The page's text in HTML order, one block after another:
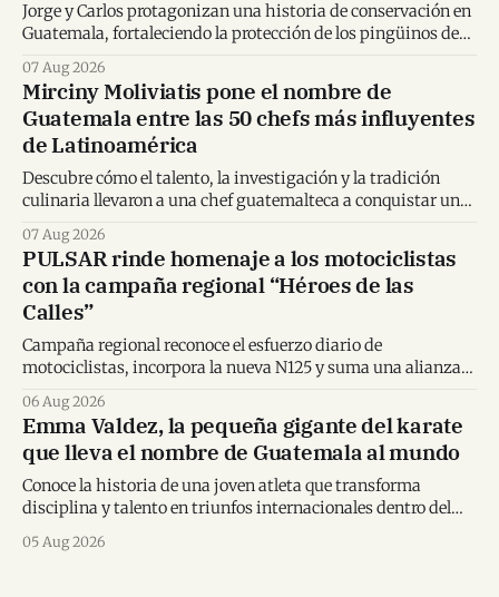
Jorge y Carlos protagonizan una historia de conservación en
Guatemala, fortaleciendo la protección de los pingüinos de
07 Aug 2026
Mirciny Moliviatis pone el nombre de
Guatemala entre las 50 chefs más influyentes
de Latinoamérica
Descubre cómo el talento, la investigación y la tradición
culinaria llevaron a una chef guatemalteca a conquistar un
07 Aug 2026
PULSAR rinde homenaje a los motociclistas
con la campaña regional “Héroes de las
Calles”
Campaña regional reconoce el esfuerzo diario de
motociclistas, incorpora la nueva N125 y suma una alianza
06 Aug 2026
Emma Valdez, la pequeña gigante del karate
que lleva el nombre de Guatemala al mundo
Conoce la historia de una joven atleta que transforma
disciplina y talento en triunfos internacionales dentro del
05 Aug 2026